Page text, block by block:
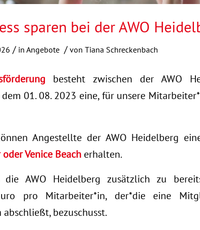
sparen bei der AWO
/ in Angebote / von Tiana Schreckenbach
besteht zwischen der AWO
01. 08. 2023 eine, für unsere
Angestellte der AWO Heidelberg
Venice Beach erhalten.
AWO Heidelberg zusätzlich zu
pro Mitarbeiter*in, der*die eine
bezuschusst.